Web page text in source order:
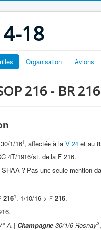
18
Organisation Avions
216 - BR 216
1/161, affectée à la V 24 et au
4T/1916/st. de la F 216.
SHAA ? Pas une seule mention
2161. 1/10/16 > F 216.
A.] Champagne 30/1/6 Rosnay3,